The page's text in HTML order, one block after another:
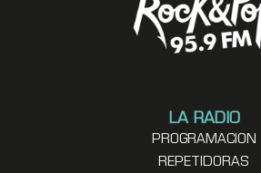
LA RADIO
PROGRAMACION
REPETIDORAS